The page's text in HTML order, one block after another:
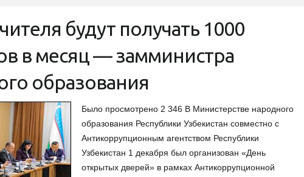
будут получать 1000
в месяц — замминистра
образования
Было просмотрено 2 346 В Министерстве народного
образования Республики Узбекистан совместно с
Антикоррупционным агентством Республики
Узбекистан 1 декабря был организован «День
открытых дверей» в рамках Антикоррупционной